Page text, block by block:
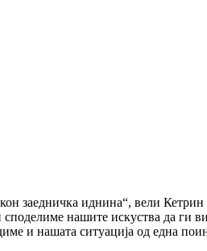
заедничка иднина“, вели
нашите искуства да ги
и нашата ситуација од една